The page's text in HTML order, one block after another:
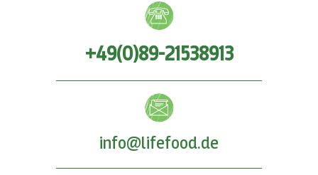
+49(0)89-21538913
info@lifefood.de